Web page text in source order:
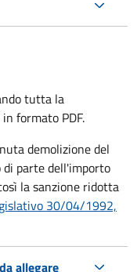
tutta la
formato PDF.
demolizione del
parte dell'importo
la sanzione ridotta
30/04/1992,
allegare